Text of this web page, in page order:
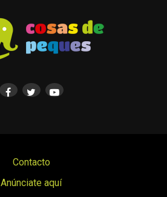
Contacto
Anúnciate aquí